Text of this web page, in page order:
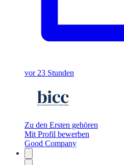
vor 23 Stunden
Zu den Ersten gehören
Mit Profil bewerben
Good Company